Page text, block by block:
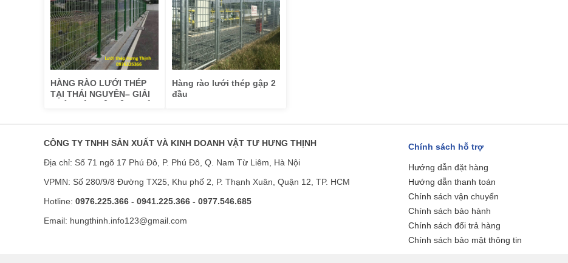
HÀNG RÀO LƯỚI THÉP
TẠI THÁI NGUYÊN– GIẢI
Hàng rào lưới thép gập 2
đầu
CÔNG TY TNHH SẢN XUẤT VÀ KINH DOANH VẬT TƯ HƯNG THỊNH
Địa chỉ: Số 71 ngõ 17 Phú Đô, P. Phú Đô, Q. Nam Từ Liêm, Hà Nội
VPMN: Số 280/9/8 Đường TX25, Khu phố 2, P. Thạnh Xuân, Quận 12, TP. HCM
Hotline: 0976.225.366 - 0941.225.366 - 0977.546.685
Email: hungthinh.info123@gmail.com
Chính sách hỗ trợ
Hướng dẫn đặt hàng
Hướng dẫn thanh toán
Chính sách vận chuyển
Chính sách bảo hành
Chính sách đổi trả hàng
Chính sách bảo mật thông tin